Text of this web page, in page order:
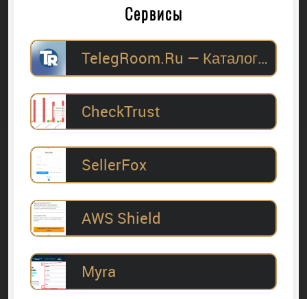
Сервисы
TelegRoom.Ru — Каталог Telegram-каналов для
CheckTrust
SellerFox
AWS Shield
Myra